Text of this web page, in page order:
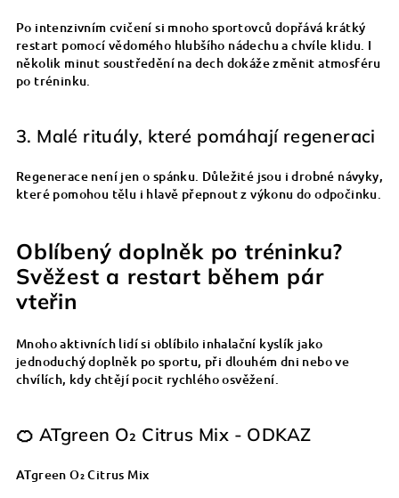
Po intenzivním cvičení si mnoho sportovců dopřává krátký
restart pomocí vědomého hlubšího nádechu a chvíle klidu. I
několik minut soustředění na dech dokáže změnit atmosféru
po tréninku.
3. Malé rituály, které pomáhají regeneraci
Regenerace není jen o spánku. Důležité jsou i drobné návyky,
které pomohou tělu i hlavě přepnout z výkonu do odpočinku.
Oblíbený doplněk po tréninku?
Svěžest a restart během pár
vteřin
Mnoho aktivních lidí si oblíbilo inhalační kyslík jako
jednoduchý doplněk po sportu, při dlouhém dni nebo ve
chvílích, kdy chtějí pocit rychlého osvěžení.
🍊 ATgreen O₂ Citrus Mix - ODKAZ
ATgreen O₂ Citrus Mix